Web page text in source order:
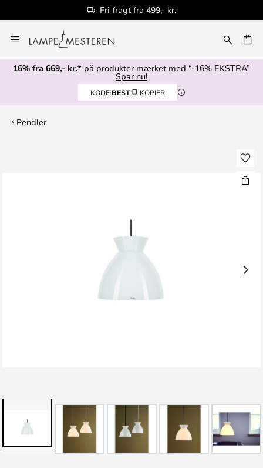
Fri fragt fra 499,- kr.
to
Content
16% fra 669,- kr.* på produkter mærket med “-16% EKSTRA”
Spar nu!
KODE:BEST KOPIER
Pendler